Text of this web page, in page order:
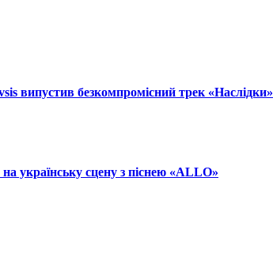
випустив безкомпромісний трек «Наслідки»
українську сцену з піснею «ALLO»